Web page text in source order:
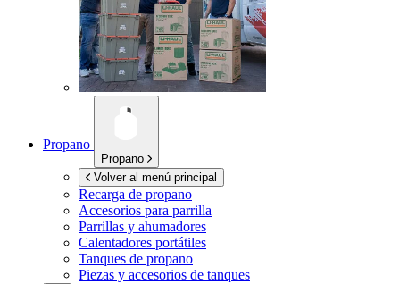
Propano
Propano
Volver al menú principal
Recarga de propano
Accesorios para parrilla
Parrillas y ahumadores
Calentadores portátiles
Tanques de propano
Piezas y accesorios de tanques